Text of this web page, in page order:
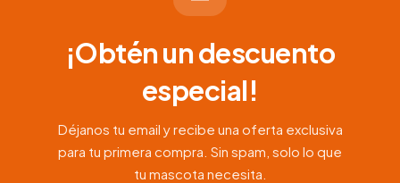
¡Obtén un descuento
especial!
Déjanos tu email y recibe una oferta exclusiva
para tu primera compra. Sin spam, solo lo que
tu mascota necesita.